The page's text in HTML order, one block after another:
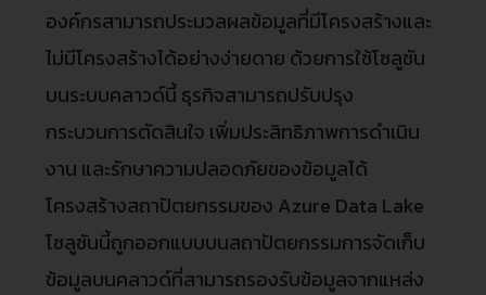
องค์กรสามารถประมวลผลข้อมูลที่มีโครงสร้างและ
ไม่มีโครงสร้างได้อย่างง่ายดาย ด้วยการใช้โซลูชัน
บนระบบคลาวด์นี้ ธุรกิจสามารถปรับปรุง
กระบวนการตัดสินใจ เพิ่มประสิทธิภาพการดำเนิน
งาน และรักษาความปลอดภัยของข้อมูลได้
โครงสร้างสถาปัตยกรรมของ Azure Data Lake
โซลูชันนี้ถูกออกแบบบนสถาปัตยกรรมการจัดเก็บ
ข้อมูลบนคลาวด์ที่สามารถรองรับข้อมูลจากแหล่ง